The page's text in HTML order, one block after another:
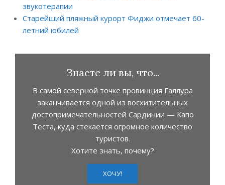
звукотерапии
Старейший пляжный курорт Фиджи отмечает 60-
летний юбилей
Знаете ли вы, что...
В самой северной точке провинция Галлура
заканчивается одной из восхитительных
достопримечательностей Сардинии — Капо
Теста, куда стекается огромное количество
туристов.
Хотите знать, почему?
ХОЧУ!